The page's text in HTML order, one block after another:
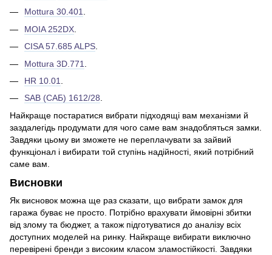
Mottura 30.401.
MOIA 252DX
CISA 57.685 ALPS
Mottura 3D.771
HR 10.01
SAB (САБ) 1612/28.
Найкраще постаратися вибрати підходящі вам механізми й
заздалегідь продумати для чого саме вам знадобляться замки.
Завдяки цьому ви зможете не переплачувати за зайвий
функціонал і вибирати той ступінь надійності, який потрібний
саме вам.
Висновки
Як висновок можна ще раз сказати, що вибрати замок для
гаража буває не просто. Потрібно врахувати ймовірні збитки
від злому та бюджет, а також підготуватися до аналізу всіх
доступних моделей на ринку. Найкраще вибирати виключно
перевірені бренди з високим класом зламостійкості. Завдяки